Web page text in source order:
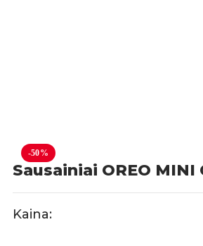
-50%
Sausainiai OREO MINI
Kaina: